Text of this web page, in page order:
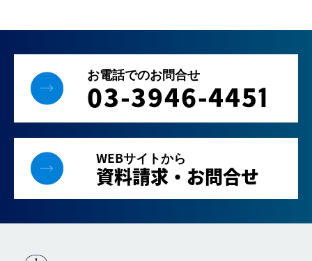
お電話でのお問合せ
03-3946-4451
WEBサイトから
資料請求・お問合せ